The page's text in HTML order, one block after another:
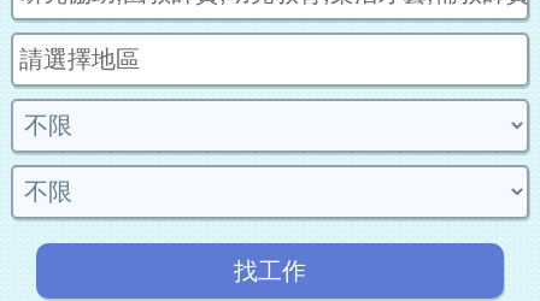
找工作